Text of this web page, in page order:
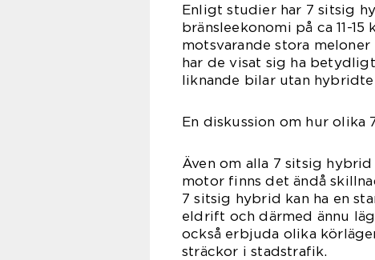
Enligt studier har 7 sitsig
bränsleekonomi på ca 11-
motsvarande stora
har de visat sig ha
liknande bilar utan
En diskussion om hur
Även om alla 7 sitsig
motor finns det ändå
7 sitsig hybrid kan ha en
eldrift och därmed ännu
också erbjuda olika
sträckor i stadstrafik.